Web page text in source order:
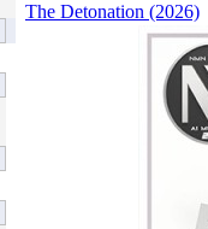
The Detonation (2026)